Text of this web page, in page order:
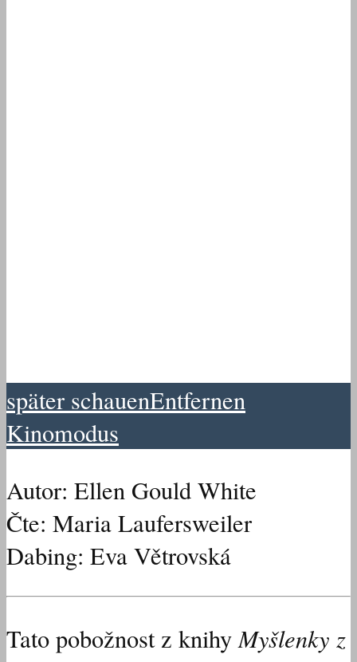
später schauenEntfernen
Kinomodus
Autor: Ellen Gould White
Čte: Maria Laufersweiler
Dabing: Eva Větrovská
Tato pobožnost z knihyMyšlenky z